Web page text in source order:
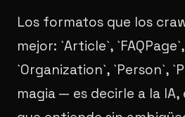
Los formatos que los
mejor: `Article`,
`Organization`, `Person`,
magia — es decirle a la IA,